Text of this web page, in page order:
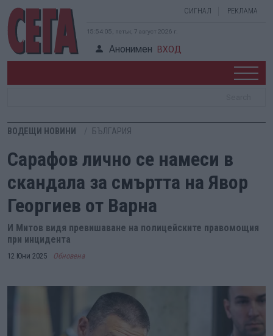
СИГНАЛ РЕКЛАМА
15:54:05, петък, 7 август 2026 г.
Анонимен ВХОД
ВОДЕЩИ НОВИНИ БЪЛГАРИЯ
Сарафов лично се намеси в
скандала за смъртта на Явор
Георгиев от Варна
И Митов видя превишаване на полицейските правомощия
при инцидента
12 Юни 2025 Обновена